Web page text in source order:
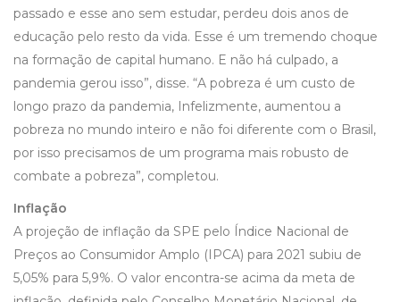
passado e esse ano sem estudar, perdeu dois anos de
educação pelo resto da vida. Esse é um tremendo choque
na formação de capital humano. E não há culpado, a
pandemia gerou isso”, disse. “A pobreza é um custo de
longo prazo da pandemia, Infelizmente, aumentou a
pobreza no mundo inteiro e não foi diferente com o Brasil,
por isso precisamos de um programa mais robusto de
combate a pobreza”, completou.
Inflação
A projeção de inflação da SPE pelo Índice Nacional de
Preços ao Consumidor Amplo (IPCA) para 2021 subiu de
5,05% para 5,9%. O valor encontra-se acima da meta de